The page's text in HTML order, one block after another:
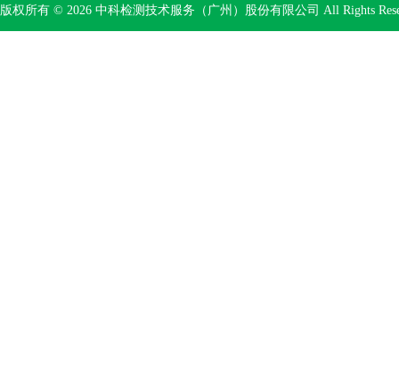
版权所有 © 2026 中科检测技术服务（广州）股份有限公司 All Rights